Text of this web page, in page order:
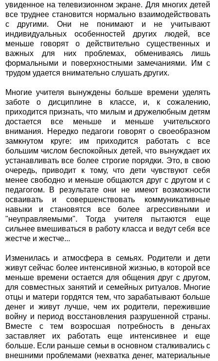
увиденное на телевизионном экране. Для многих детей
все труднее становится нормально взаимодействовать
с другими. Они не понимают и не учитывают
индивидуальных особенностей других людей, все
меньше говорят о действительно существенных и
важных для них проблемах, обмениваясь лишь
формальными и поверхностными замечаниями. Им с
трудом удается внимательно слушать других.
Многие учителя вынуждены больше времени уделять
заботе о дисциплине в классе, и, к сожалению,
приходится признать, что милым и дружелюбным детям
достается все меньше и меньше учительского
внимания. Нередко педагоги говорят о своеобразном
замкнутом круге: им приходится работать с все
большим числом беспокойных детей, что вынуждает их
устанавливать все более строгие порядки. Это, в свою
очередь, приводит к тому, что дети чувствуют себя
менее свободно и меньше общаются друг с другом и с
педагогом. В результате они не имеют возможности
осваивать и совершенствовать коммуникативные
навыки и становятся все более агрессивными и
"неуправляемыми". Тогда учителя пытаются еще
сильнее вмешиваться в работу класса и ведут себя все
жестче и жестче...
Изменилась и атмосфера в семьях. Родители и дети
живут сейчас более интенсивной жизнью, в которой все
меньше времени остается для общения друг с другом,
для совместных занятий и семейных ритуалов. Многие
отцы и матери гордятся тем, что зарабатывают больше
денег и живут лучше, чем их родители, пережившие
войну и период восстановления разрушенной страны.
Вместе с тем возросшая потребность в деньгах
заставляет их работать еще интенсивнее и еще
больше. Если раньше семьи в основном сталкивались с
внешними проблемами (нехватка денег, материальные